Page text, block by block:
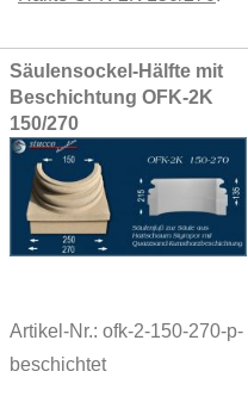
Grouped
product
items
Säulensockel-Hälfte mit
Beschichtung OFK-2K
150/270
Artikel-Nr.: ofk-2-150-270-p-
beschichtet